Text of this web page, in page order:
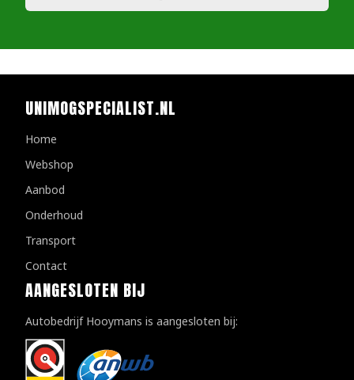
UNIMOGSPECIALIST.NL
Home
Webshop
Aanbod
Onderhoud
Transport
Contact
AANGESLOTEN BIJ
Autobedrijf Hooymans is aangesloten bij: